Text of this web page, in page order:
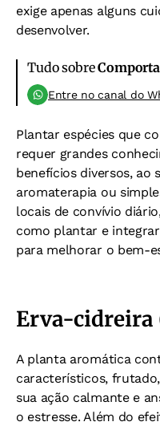
exige apenas alguns
desenvolver.
Tudo sobre
Entre no canal do
Plantar espécies que
requer grandes
benefícios diversos, ao
aromaterapia ou
locais de convívio
como plantar e
para melhorar o bem-
Erva-cidreira
A planta aromática
característicos,
sua ação calmante e
o estresse. Além do